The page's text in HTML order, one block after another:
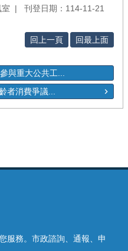
刊登日期：114-11-21
回上一頁 回最上面
與重大公共工...
者消費爭議...
服務。市政諮詢、通報、申